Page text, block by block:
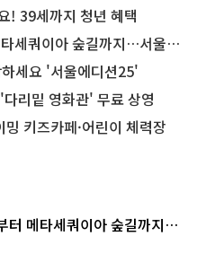
! 39세까지 청년 혜택
아 숲길까지…서울둘레길 15코스
세요 '서울에디션25'
리밑 영화관' 무료 상영
키즈카페·어린이 체력장
터 메타세쿼이아 숲길까지…